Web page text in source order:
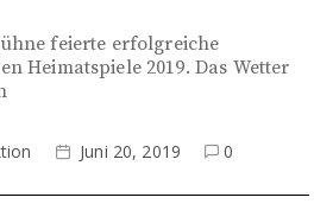
feierte erfolgreiche
Heimatspiele 2019. Das Wetter
Juni 20, 2019 0